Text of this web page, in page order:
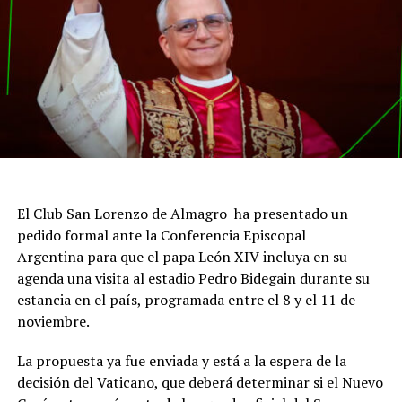
El Club San Lorenzo de Almagro ha presentado un
pedido formal ante la Conferencia Episcopal
Argentina para que el papa León XIV incluya en su
agenda una visita al estadio Pedro Bidegain durante su
estancia en el país, programada entre el 8 y el 11 de
noviembre.
La propuesta ya fue enviada y está a la espera de la
decisión del Vaticano, que deberá determinar si el Nuevo